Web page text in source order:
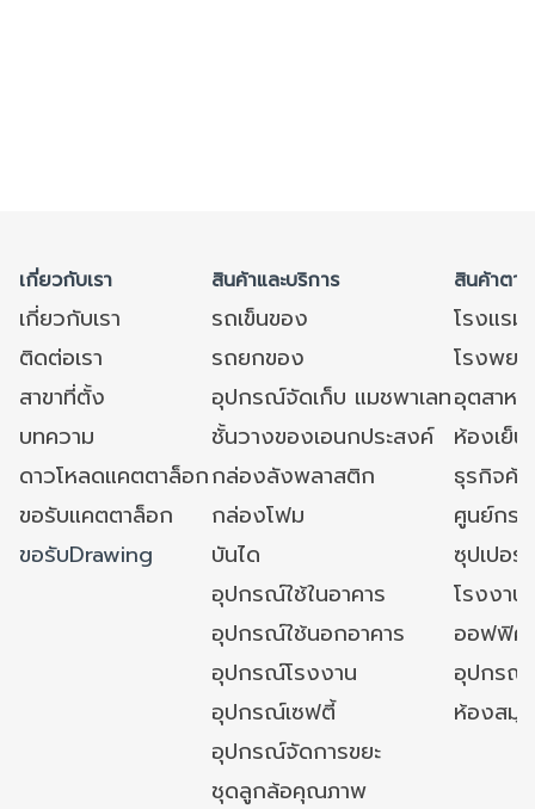
เกี่ยวกับเรา สินค้าและบริการ สินค้าตา
เกี่ยวกับเรา รถเข็นของ
โรงแร
ติดต่อเรา
รถยกของ
โรงพย
สาขาที่ตั้ง
อุปกรณ์จัดเก็บ แมชพาเลทอุตสาหก
บทความ
ชั้นวางของเอนกประสงค์
ห้องเย็
ดาวโหลดแคตตาล็อกกล่องลังพลาสติก
ธุรกิจค้
ขอรับแคตตาล็อก
กล่องโฟม
ศูนย์กร
ขอรับDrawing
บันได
ซุปเปอ
อุปกรณ์ใช้ในอาคาร
โรงงา
อุปกรณ์ใช้นอกอาคาร
ออฟฟิศ/
อุปกรณ์โรงงาน
อุปกรณ์
อุปกรณ์เซฟตี้
ห้องสมุ
อุปกรณ์จัดการขยะ
ชุดลูกล้อคุณภาพ